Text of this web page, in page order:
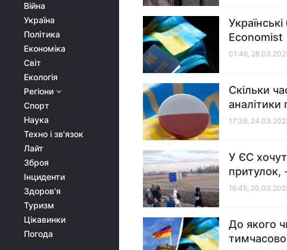
Війна
Україна
Політика
Економіка
Світ
Екологія
Регіони
Спорт
Наука
Техно і зв'язок
Лайт
Зброя
Інциденти
Здоров'я
Туризм
Цікавинки
Погода
Economist
01:46,
Скільки
аналітики
17:39,
У ЄС
притулок,
16:45,
До якого